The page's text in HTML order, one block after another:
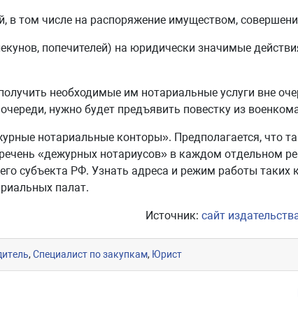
в том числе на распоряжение имуществом,
попечителей) на юридически значимые
необходимые им нотариальные услуги вне
нужно будет предъявить повестку из
нотариальные конторы». Предполагается, что
«дежурных нотариусов» в каждом отдельном
субъекта РФ. Узнать адреса и режим работы таких
палат.
Источник: сайт
,Специалист по закупкам, Юрист